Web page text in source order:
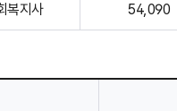
복지사 54,090